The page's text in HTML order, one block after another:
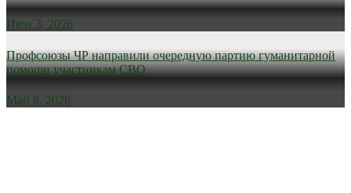
Июн 3, 2026
Профсоюзы ЧР направили очередную партию гуманитарной
помощи участникам СВО
Май 8, 2026